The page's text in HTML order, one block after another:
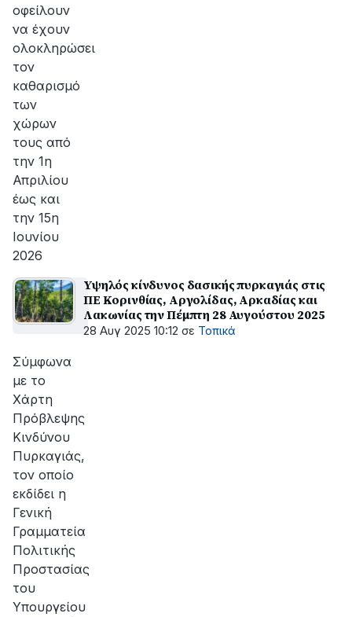
οφείλουν
να έχουν
ολοκληρώσει
τον
καθαρισμό
των
χώρων
τους από
την 1η
Απριλίου
έως και
την 15η
Ιουνίου
2026
Υψηλός κίνδυνος δασικής πυρκαγιάς στις
ΠΕ Κορινθίας, Αργολίδας, Αρκαδίας και
Λακωνίας την Πέμπτη 28 Αυγούστου 2025
28 Αυγ 2025 10:12 σε Τοπικά
Σύμφωνα
με το
Χάρτη
Πρόβλεψης
Κινδύνου
Πυρκαγιάς,
τον οποίο
εκδίδει η
Γενική
Γραμματεία
Πολιτικής
Προστασίας
του
Υπουργείου